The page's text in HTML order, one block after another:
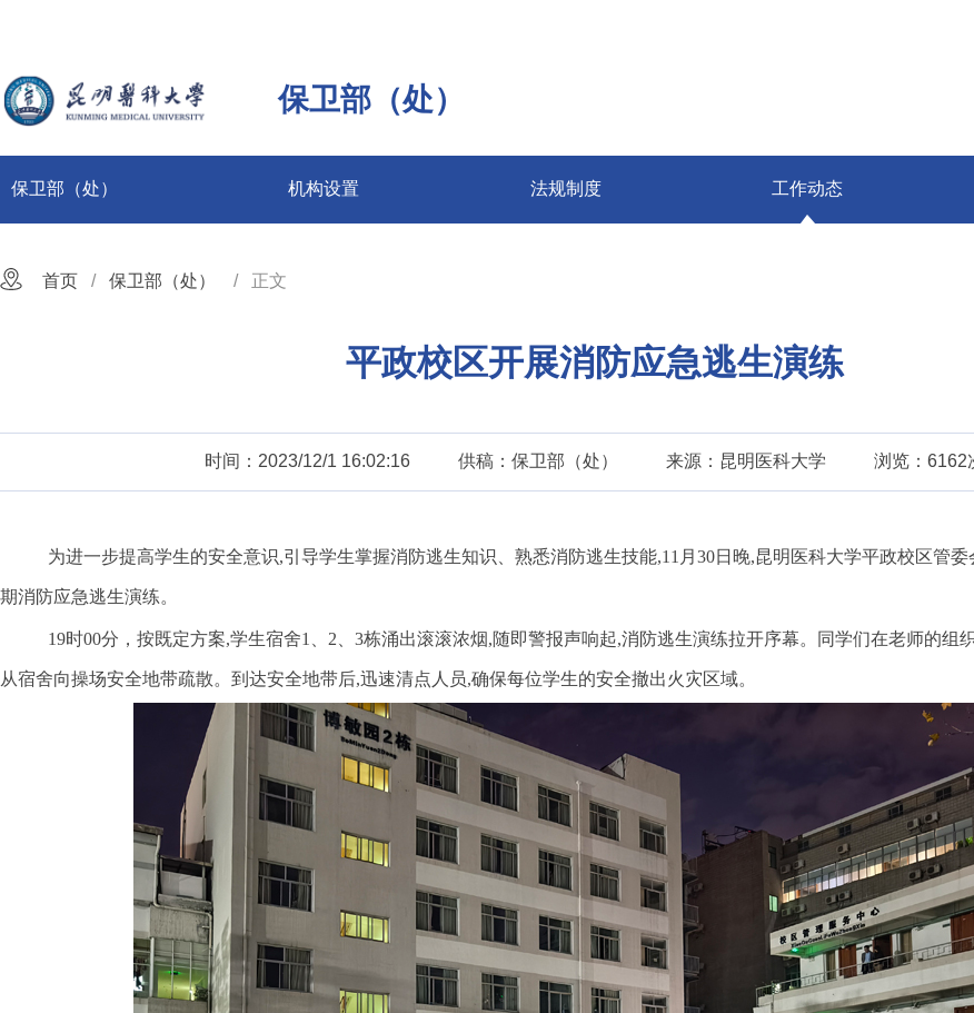
保卫部（处）
保卫部（处） 机构设置 法规制度 工作动态
首页 保卫部（处） 正文
平政校区开展消防应急逃生演练
时间：2023/12/1 16:02:16 供稿：保卫部（处） 来源：昆明医科大学 浏览：6162
为进一步提高学生的安全意识,引导学生掌握消防逃生知识、熟悉消防逃生技能,11 月 30日晚,昆明医科大学平政校区管
期消防应急逃生演练。
19时00分，按既定方案,学生宿舍1 2 3栋涌出滚滚浓烟,随即警报声响起,消防逃生演练拉开序幕。同学们在老师的组
从宿舍向操场安全地带疏散。到达安全地带后,迅速清点人员,确保每位学生的安全撤出火灾区域。